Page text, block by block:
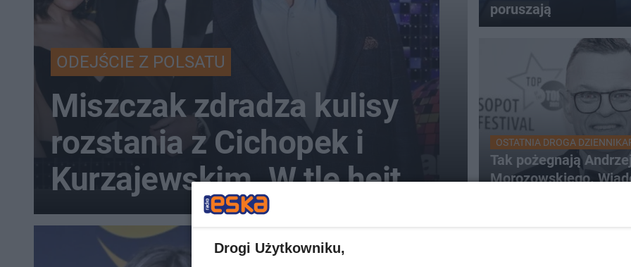
ODEJŚCIE Z POLSATU
Miszczak zdradza kulisy
rozstania z Cichopek i
Kurzajewskim. W tle hejt
poruszają
OSTATNIA DROGA
Tak pożegnają
Morozowskiego.
Drogi Użytkowniku,